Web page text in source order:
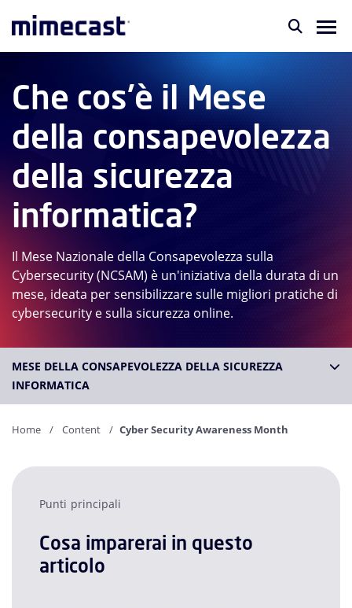
Che cos'è il Mese
della consapevolezza
della sicurezza
informatica?
Il Mese Nazionale della Consapevolezza sulla
Cybersecurity (NCSAM) è un'iniziativa della durata di un
mese, ideata per sensibilizzare sulle migliori pratiche di
cybersecurity e sulla sicurezza online.
MESE DELLA CONSAPEVOLEZZA DELLA SICUREZZA
INFORMATICA
Home Content Cyber Security Awareness Month
Punti principali
Cosa imparerai in questo
articolo